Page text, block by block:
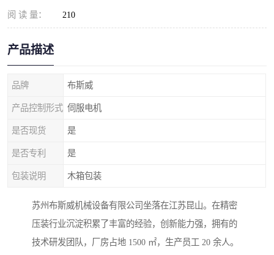
阅 读 量： 210
产品描述
品牌 布斯威
产品控制形式 伺服电机
是否现货 是
是否专利 是
包装说明 木箱包装
苏州布斯威机械设备有限公司坐落在江苏昆山。在精密
压装行业沉淀积累了丰富的经验，创新能力强，拥有的
技术研发团队，厂房占地 1500 ㎡，生产员工 20 余人。